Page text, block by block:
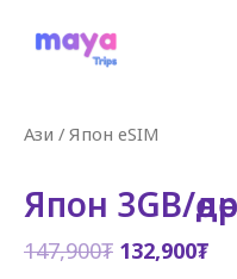
Ази / Япон eSIM
Япон 3GB/
147,900₮ Original
132,900₮